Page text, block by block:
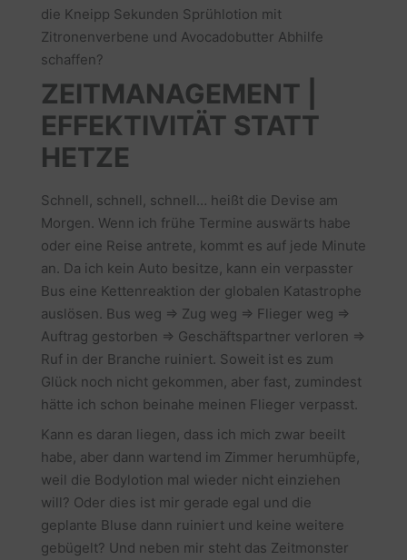
die Kneipp Sekunden Sprühlotion mit
Zitronenverbene und Avocadobutter Abhilfe
schaffen?
ZEITMANAGEMENT |
EFFEKTIVITÄT STATT
HETZE
Schnell, schnell, schnell… heißt die Devise am
Morgen. Wenn ich frühe Termine auswärts habe
oder eine Reise antrete, kommt es auf jede Minute
an. Da ich kein Auto besitze, kann ein verpasster
Bus eine Kettenreaktion der globalen Katastrophe
auslösen. Bus weg ⇒ Zug weg ⇒ Flieger weg ⇒
Auftrag gestorben ⇒ Geschäftspartner verloren ⇒
Ruf in der Branche ruiniert. Soweit ist es zum
Glück noch nicht gekommen, aber fast, zumindest
hätte ich schon beinahe meinen Flieger verpasst.
Kann es daran liegen, dass ich mich zwar beeilt
habe, aber dann wartend im Zimmer herumhüpfe,
weil die Bodylotion mal wieder nicht einziehen
will? Oder dies ist mir gerade egal und die
geplante Bluse dann ruiniert und keine weitere
gebügelt? Und neben mir steht das Zeitmonster